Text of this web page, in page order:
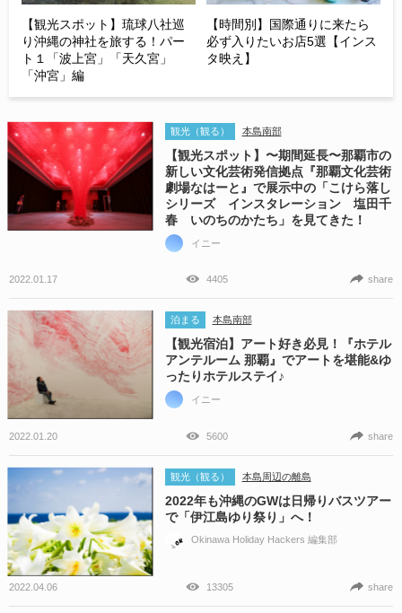
【観光スポット】琉球八社巡
り沖縄の神社を旅する！パー
ト１「波上宮」「天久宮」
「沖宮」編
【時間別】国際通りに来たら
必ず入りたいお店5選【インス
タ映え】
観光（観る） 本島南部
【観光スポット】〜期間延長〜那覇市の
新しい文化芸術発信拠点『那覇文化芸術
劇場なはーと』で展示中の「こけら落し
シリーズ インスタレーション 塩田千
春 いのちのかたち」を見てきた！
イニー
2022.01.17 4405 share
泊まる 本島南部
【観光宿泊】アート好き必見！『ホテル
アンテルーム 那覇』でアートを堪能&ゆ
ったりホテルステイ♪
イニー
2022.01.20 5600 share
観光（観る） 本島周辺の離島
2022年も沖縄のGWは日帰りバスツアー
で「伊江島ゆり祭り」へ！
Okinawa Holiday Hackers 編集部
2022.04.06 13305 share